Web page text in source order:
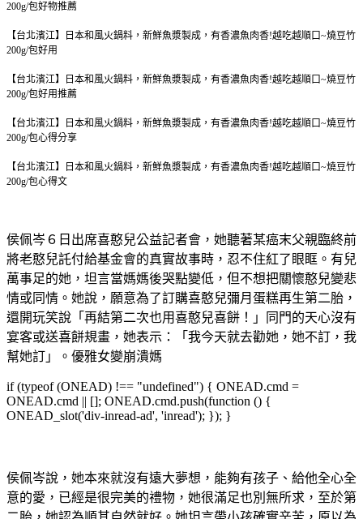
200g/包好物推薦
【台北濱江】日本和風火鍋料，新鮮魚漿製成，有香濃魚肉香!越吃越順口~燒豆竹
200g/包好用
【台北濱江】日本和風火鍋料，新鮮魚漿製成，有香濃魚肉香!越吃越順口~燒豆竹
200g/包好用推薦
【台北濱江】日本和風火鍋料，新鮮魚漿製成，有香濃魚肉香!越吃越順口~燒豆竹
200g/包心得分享
【台北濱江】日本和風火鍋料，新鮮魚漿製成，有香濃魚肉香!越吃越順口~燒豆竹
200g/包心得文
侯佩岑６日出席喜憨兒公益記者會，她聽著某癌末父親臨終前
將老憨兒託付給基金會的真實故事時，忍不住紅了眼眶。有兒
萬事足的她，坦言當媽媽後哭點變低，但不想把關懷憨兒變悲
情或同情。她說，願意為了訂購喜憨兒彌月蛋糕再生第二胎，
還開玩笑說「再結第二次也用喜憨兒喜餅！」同門的天心沒有
宴客或送喜餅規畫，她表示：「我今天就去勸她，她不訂，我
幫她訂」。優雅女變崩潰媽
if (typeof (ONEAD) !== "undefined") { ONEAD.cmd =
ONEAD.cmd || []; ONEAD.cmd.push(function () {
ONEAD_slot('div-inread-ad', 'inread'); }); }
侯佩岑說，她本來就沒有遠大夢想，能夠有孩子、給他全心全
意的愛，已經是很完美的禮物，她很滿足也別無所求，至於第